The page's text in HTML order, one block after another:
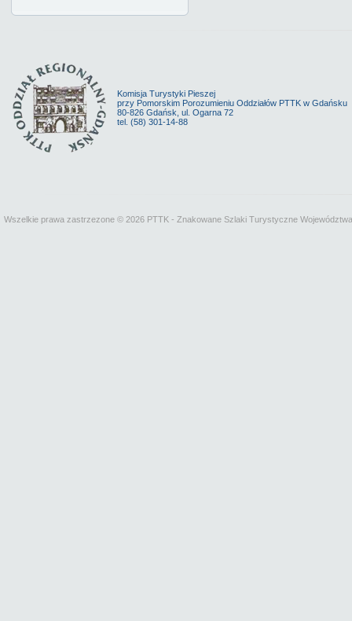
Komisja Turystyki Pieszej
przy Pomorskim Porozumieniu Oddziałów PTTK w Gdańsku
80-826 Gdańsk, ul. Ogarna 72
tel. (58) 301-14-88
Wszelkie prawa zastrzezone © 2026 PTTK - Znakowane Szlaki Turystyczne